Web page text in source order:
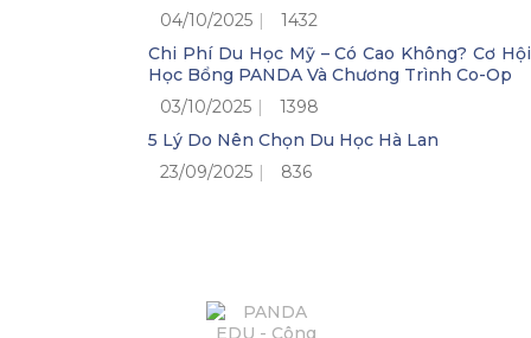
04/10/2025
1432
Chi Phí Du Học Mỹ – Có Cao Không? Cơ Hội
Học Bổng PANDA Và Chương Trình Co-Op
03/10/2025
1398
5 Lý Do Nên Chọn Du Học Hà Lan
23/09/2025
836